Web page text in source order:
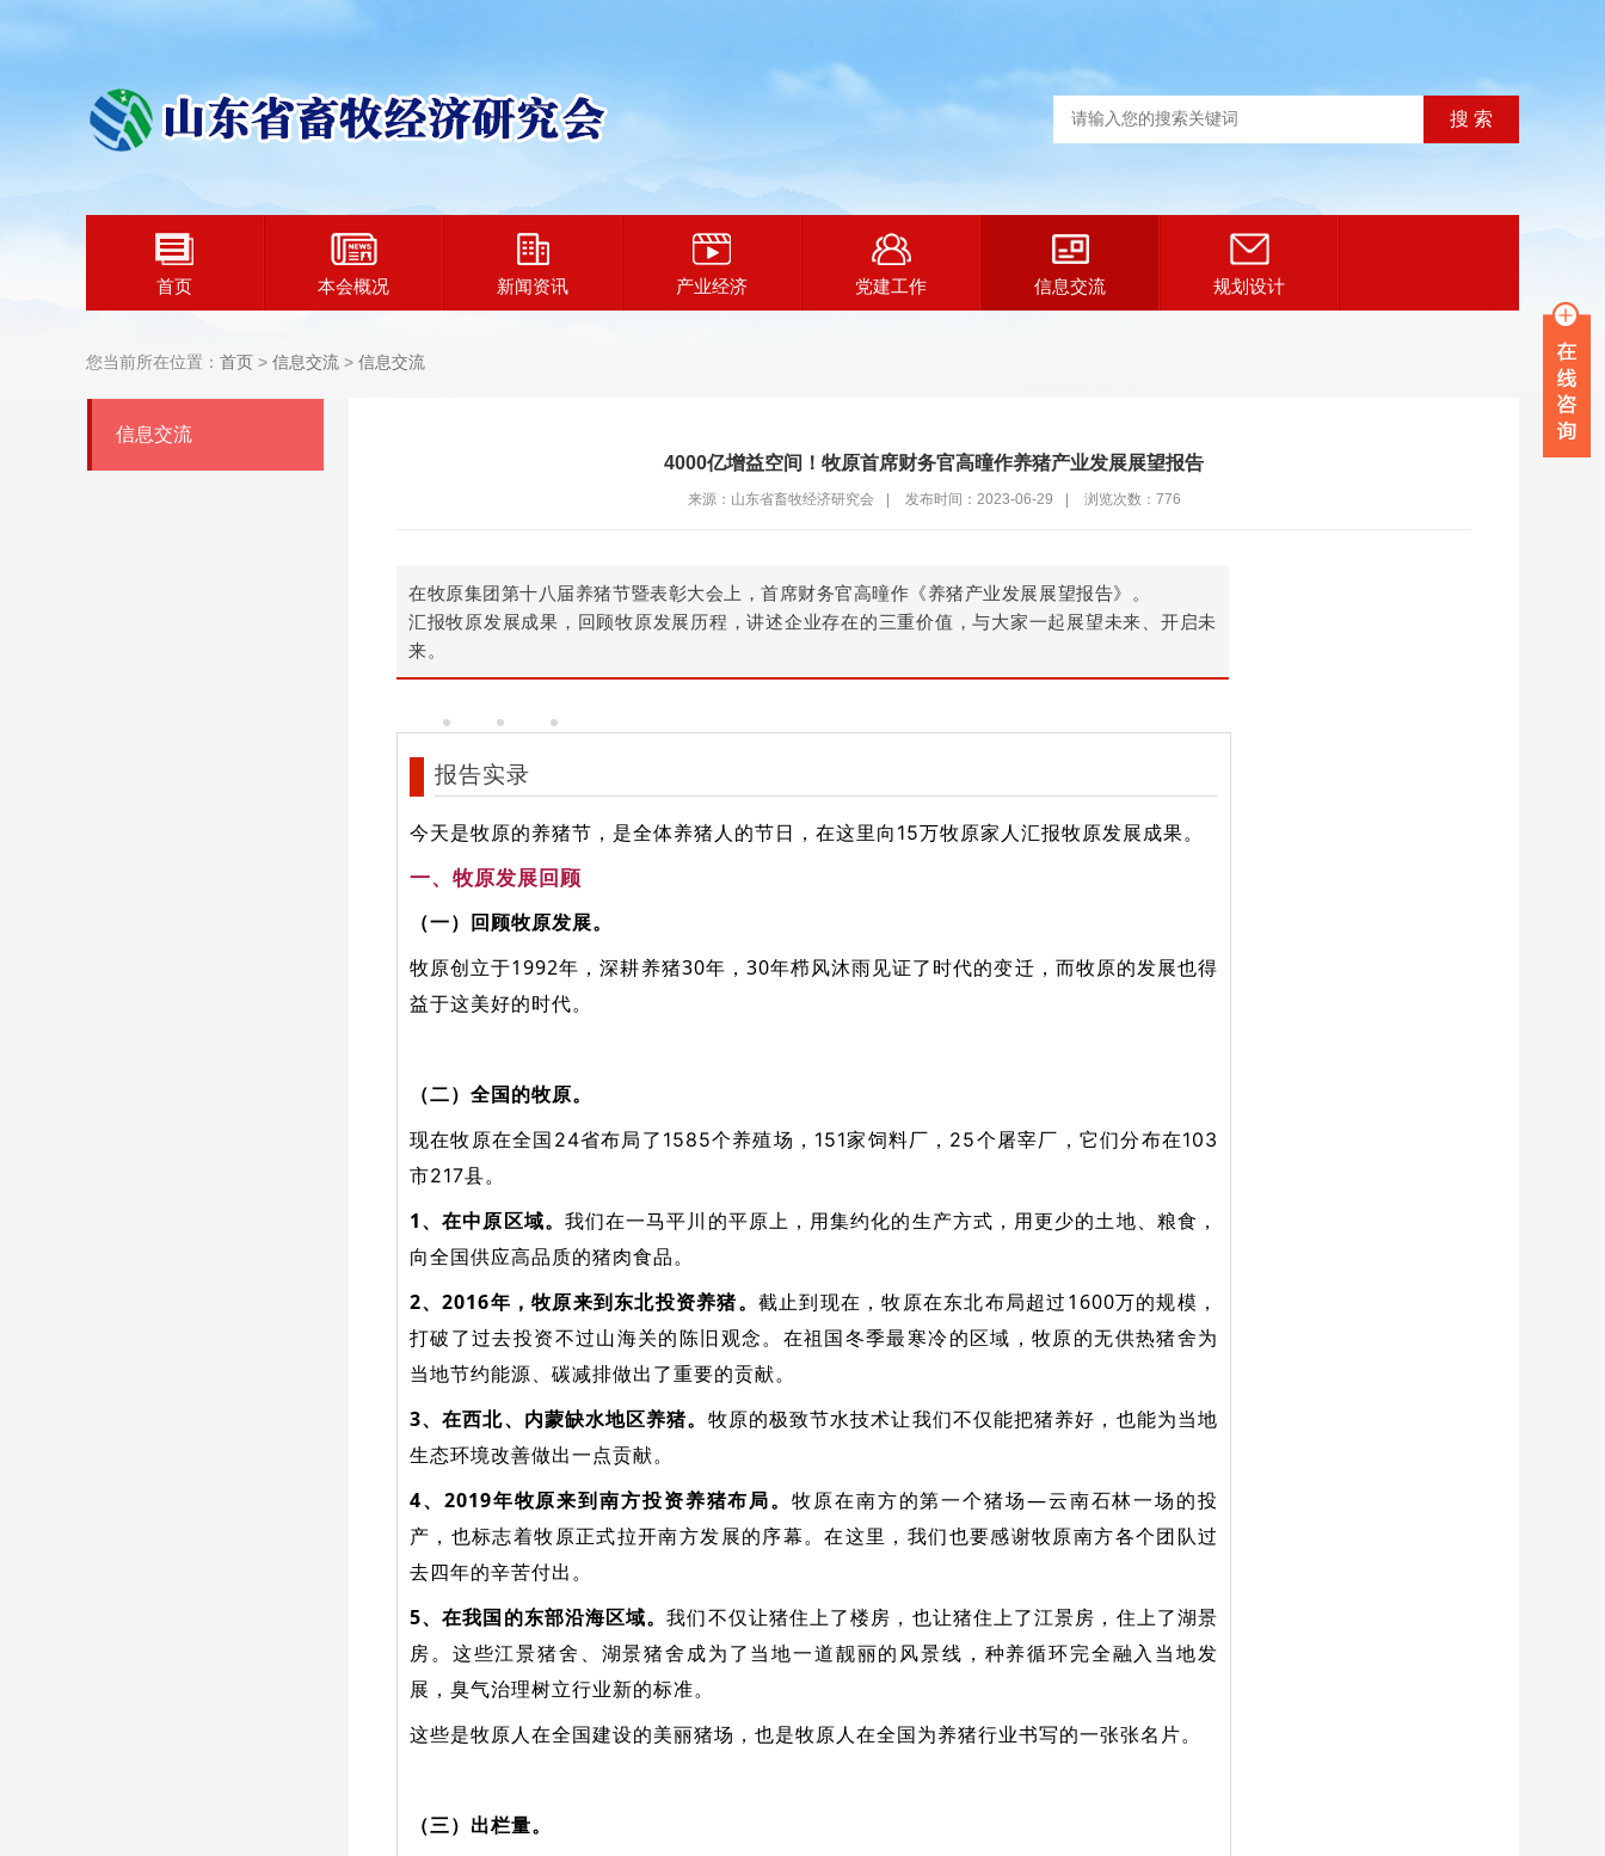
首页 本会概况 新闻资讯 产业经济 党建工作 信息交流 规划设计
您当前所在位置： 首页 > 信息交流 > 信息交流
信息交流
4000亿增益空间！牧原首席财务官高曈作养猪产业发展展望报告
来源：山东省畜牧经济研究会 发布时间：2023-06-29 浏览次数： 776
在牧原集团第十八届养猪节暨表彰大会上，首席财务官高曈作《养猪产业发展展望报告》。
汇报牧原发展成果，回顾牧原发展历程，讲述企业存在的三重价值，与大家一起展望未来、开启未
来。
报告实录
今天是牧原的养猪节，是全体养猪人的节日，在这里向15万牧原家人汇报牧原发展成果。
一、牧原发展回顾
（一）回顾牧原发展。
牧原创立于1992年，深耕养猪30年，30年栉风沐雨见证了时代的变迁，而牧原的发展也得
益于这美好的时代。
（二）全国的牧原。
现在牧原在全国24省布局了1585个养殖场，151家饲料厂，25个屠宰厂，它们分布在103
市217县。
1、在中原区域。 我们在一马平川的平原上，用集约化的生产方式，用更少的土地、粮食，
向全国供应高品质的猪肉食品。
2、2016年，牧原来到东北投资养猪。 截止到现在，牧原在东北布局超过1600万的规模，
打破了过去投资不过山海关的陈旧观念。在祖国冬季最寒冷的区域，牧原的无供热猪舍为
当地节约能源、碳减排做出了重要的贡献。
3、在西北、内蒙缺水地区养猪。 牧原的极致节水技术让我们不仅能把猪养好，也能为当地
生态环境改善做出一点贡献。
4、2019年牧原来到南方投资养猪布局。牧原在南方的第一个猪场—云南石林一场的投
产，也标志着牧原正式拉开南方发展的序幕。在这里，我们也要感谢牧原南方各个团队过
去四年的辛苦付出。
5、在我国的东部沿海区域。我们不仅让猪住上了楼房，也让猪住上了江景房，住上了湖景
房。这些江景猪舍、湖景猪舍成为了当地一道靓丽的风景线，种养循环完全融入当地发
展，臭气治理树立行业新的标准。
这些是牧原人在全国建设的美丽猪场，也是牧原人在全国为养猪行业书写的一张张名片。
（三）出栏量。